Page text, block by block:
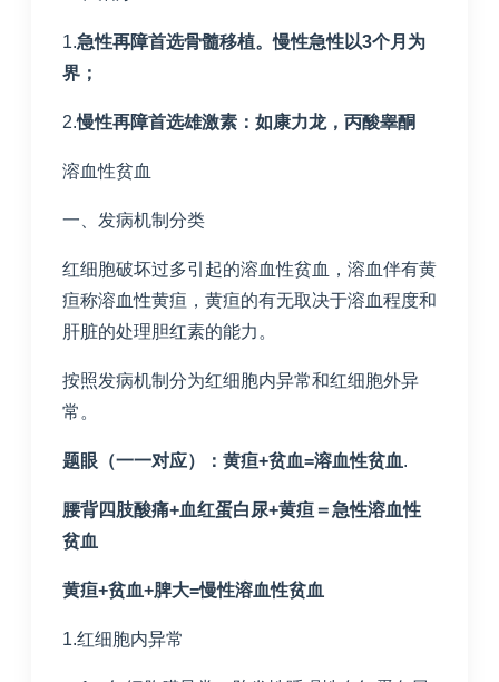
1.急性再障首选骨髓移植。慢性急性以3个月为
界；
2.慢性再障首选雄激素：如康力龙，丙酸睾酮
溶血性贫血
一、发病机制分类
红细胞破坏过多引起的溶血性贫血，溶血伴有黄
疸称溶血性黄疸，黄疸的有无取决于溶血程度和
肝脏的处理胆红素的能力。
按照发病机制分为红细胞内异常和红细胞外异
常。
题眼（一一对应）：黄疸+贫血=溶血性贫血.
腰背四肢酸痛+血红蛋白尿+黄疸＝急性溶血性
贫血
黄疸+贫血+脾大=慢性溶血性贫血
1.红细胞内异常